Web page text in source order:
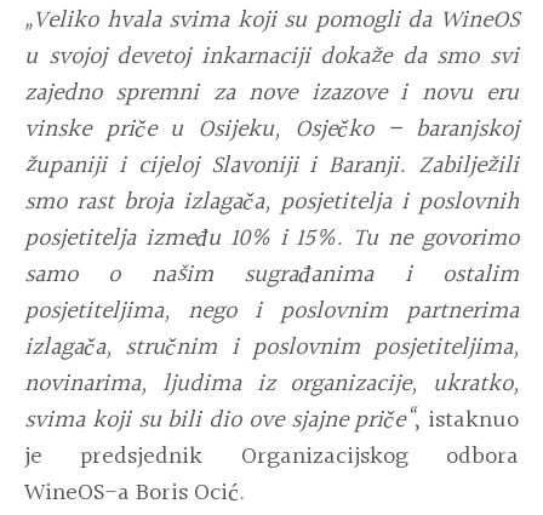
„Veliko hvala svima koji su pomogli da WineOS
u svojoj devetoj inkarnaciji dokaže da smo svi
zajedno spremni za nove izazove i novu eru
vinske priče u Osijeku, Osječko – baranjskoj
županiji i cijeloj Slavoniji i Baranji. Zabilježili
smo rast broja izlagača, posjetitelja i poslovnih
posjetitelja između 10% i 15%. Tu ne govorimo
samo o našim sugrađanima i ostalim
posjetiteljima, nego i poslovnim partnerima
izlagača, stručnim i poslovnim posjetiteljima,
novinarima, ljudima iz organizacije, ukratko,
svima koji su bili dio ove sjajne priče“, istaknuo
je predsjednik Organizacijskog odbora
WineOS-a Boris Ocić.